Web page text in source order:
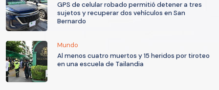
GPS de celular robado permitió detener a tres
sujetos y recuperar dos vehículos en San
Bernardo
Mundo
Al menos cuatro muertos y 15 heridos por tiroteo
en una escuela de Tailandia